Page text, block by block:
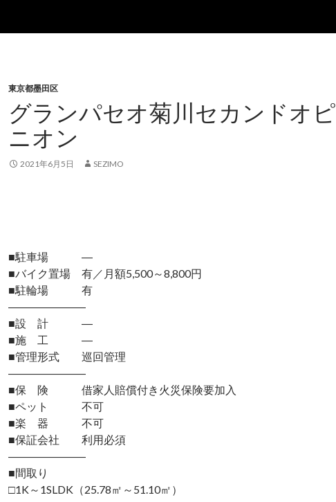
東京都墨田区
グランパセオ菊川セカンドオピ
ニオン
2021年6月5日 SEZIMO
■駐車場 ―
■バイク置場 有／月額5,500～8,800円
■駐輪場 有
―――――――
■設 計 ―
■施 工 ―
■管理形式 巡回管理
―――――――
■保 険 借家人賠償付き火災保険要加入
■ペット 不可
■楽 器 不可
■保証会社 利用必須
―――――――
■間取り
□1K～1SLDK（25.78㎡～51.10㎡）